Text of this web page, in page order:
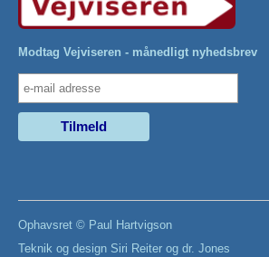
Modtag Vejviseren - månedligt nyhedsbrev
Ophavsret © Paul Hartvigson
Teknik og design Siri Reiter og dr. Jones